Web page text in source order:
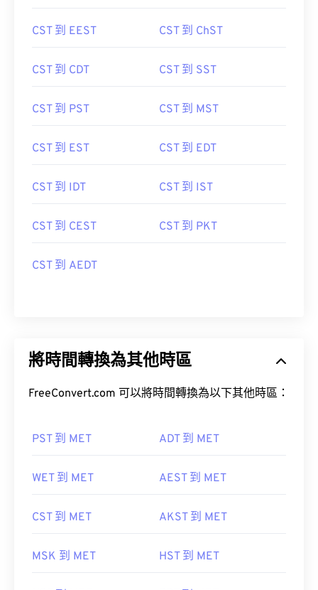
CST 到 EEST CST 到 ChST
CST 到 CDT CST 到 SST
CST 到 PST CST 到 MST
CST 到 EST CST 到 EDT
CST 到 IDT CST 到 IST
CST 到 CEST CST 到 PKT
CST 到 AEDT
將時間轉換為其他時區
FreeConvert.com 可以將時間轉換為以下其他時區：
PST 到 MET ADT 到 MET
WET 到 MET AEST 到 MET
CST 到 MET AKST 到 MET
MSK 到 MET HST 到 MET